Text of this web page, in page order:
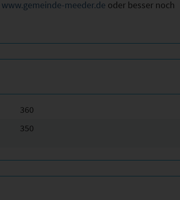
www.gemeinde-meeder.de oder besser noch
360
350